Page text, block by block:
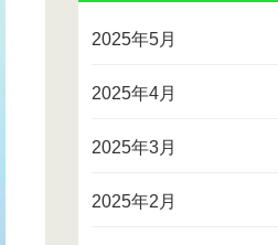
2025年5月
2025年4月
2025年3月
2025年2月